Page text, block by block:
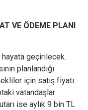
VE ÖDEME PLANI
geçirilecek.
planlandığı
için satış fiyatı
vatandaşlar
ise aylık 9 bin TL